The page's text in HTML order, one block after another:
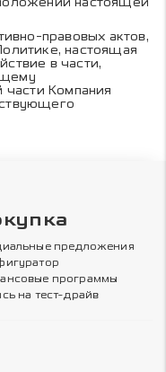
правовых актов,
настоящая
в части,
части Компания
предложения
программы
на тест-драйв